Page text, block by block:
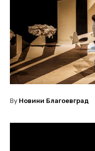
By Новини Благоевград